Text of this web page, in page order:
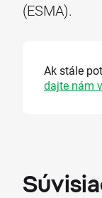
(ESMA).
Ak stále
dajte nám